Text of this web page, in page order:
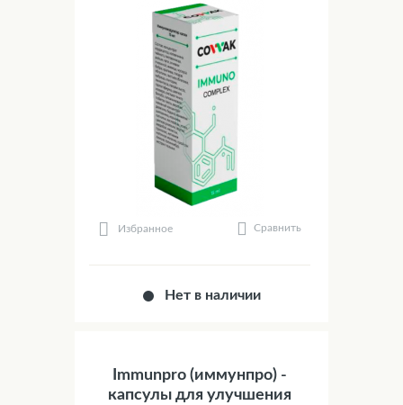
Избранное Сравнить
Нет в наличии
Immunpro (иммунпро) -
капсулы для улучшения